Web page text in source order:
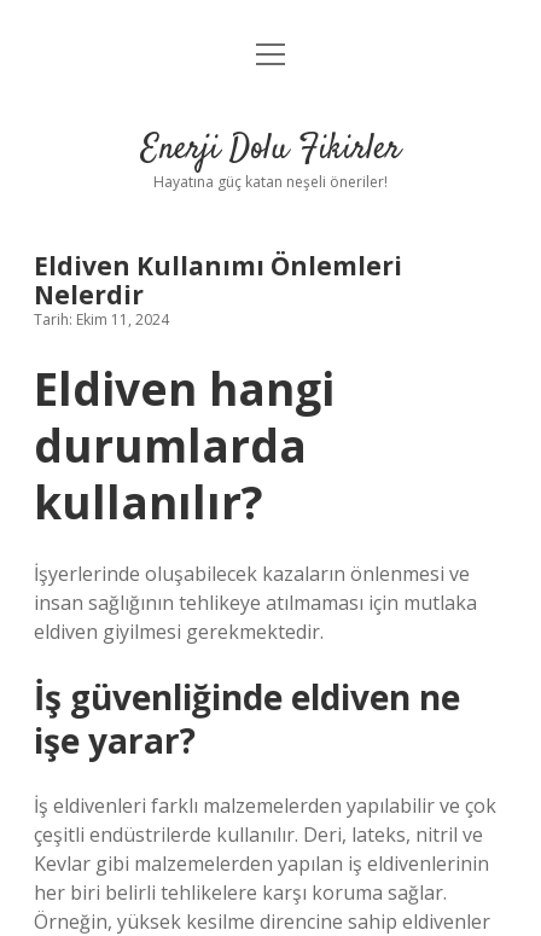
Anasayfa
Yasal Uyarı
menüyü
Enerji Dolu Fikirler
Hayatına güç katan neşeli öneriler!
Eldiven Kullanımı Önlemleri
Nelerdir
Tarih: Ekim 11, 2024
Eldiven hangi
durumlarda
kullanılır?
İşyerlerinde oluşabilecek kazaların önlenmesi ve
insan sağlığının tehlikeye atılmaması için mutlaka
eldiven giyilmesi gerekmektedir.
İş güvenliğinde eldiven ne
işe yarar?
İş eldivenleri farklı malzemelerden yapılabilir ve çok
çeşitli endüstrilerde kullanılır. Deri, lateks, nitril ve
Kevlar gibi malzemelerden yapılan iş eldivenlerinin
her biri belirli tehlikelere karşı koruma sağlar.
Örneğin, yüksek kesilme direncine sahip eldivenler